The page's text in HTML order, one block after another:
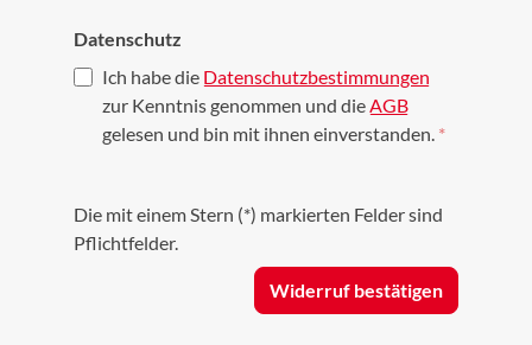
Datenschutz
Ich habe die Datenschutzbestimmungen
zur Kenntnis genommen und dieAGB
gelesen und bin mit ihnen einverstanden. *
Die mit einem Stern (*) markierten Felder sind
Pflichtfelder.
Widerruf bestätigen